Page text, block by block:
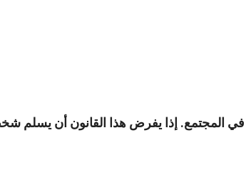
في المجتمع. إذا يفرض هذا القانون أن يسلم